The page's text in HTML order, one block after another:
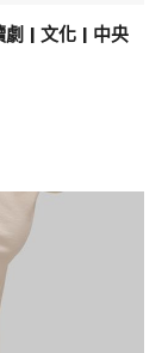
| 文化 | 中央